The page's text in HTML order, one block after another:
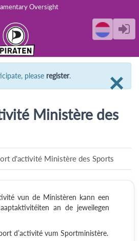
Oversight
×
please register.
Ministère des
d'activité Ministère des Sports
vun de Ministèren kann een
an de jeweilegen
d’activité vum Sportministère.